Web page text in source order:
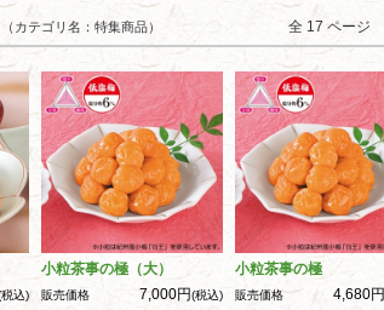
全 17 ページ
カテゴリ名：特集商品）
込)
小粒茶事の極（大）
販売価格 7,000円(税込)
小粒茶事の極
販売価格 4,680円